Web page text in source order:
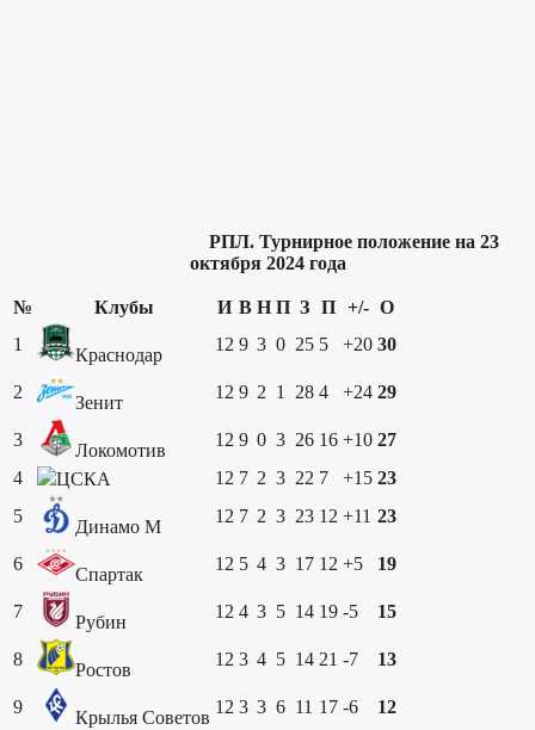
РПЛ. Турнирное положение на 23
октября 2024 года
№ Клубы И В Н П З П +/- О
1
Краснодар
12 9 3 0 25 5 +20 30
2
Зенит
12 9 2 1 28 4 +24 29
3
Локомотив
12 9 0 3 26 16 +10 27
4
ЦСКА 12 7 2 3 22 7 +15 23
5
Динамо М
12 7 2 3 23 12 +11 23
6
Спартак
12 5 4 3 17 12 +5 19
7
Рубин
12 4 3 5 14 19 -5 15
8
Ростов
12 3 4 5 14 21 -7 13
9
Крылья Советов
12 3 3 6 11 17 -6
12